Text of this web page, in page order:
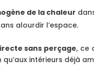
de la chaleur
alourdir l’espace.
sans perçage, ce
intérieurs déjà